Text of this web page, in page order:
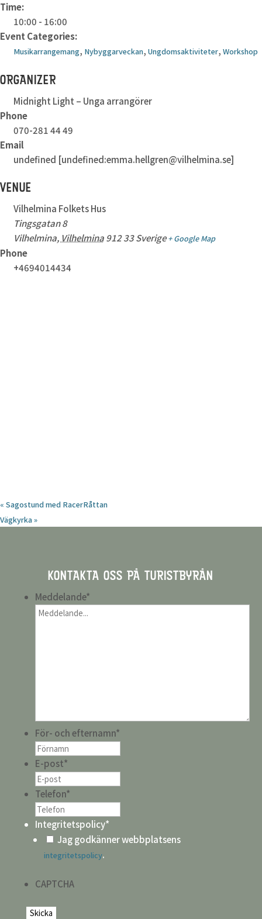
Time:
10:00 - 16:00
Event Categories:
Musikarrangemang, Nybyggarveckan, Ungdomsaktiviteter, Workshop
ORGANIZER
Midnight Light – Unga arrangörer
Phone
070-281 44 49
Email
undefined [undefined:emma.hellgren@vilhelmina.se]
VENUE
Vilhelmina Folkets Hus
Tingsgatan 8
Vilhelmina, Vilhelmina 912 33 Sverige + Google Map
Phone
+4694014434
« Sagostund med RacerRåttan
Vägkyrka»
KONTAKTA OSS PÅ TURISTBYRÅN
Meddelande*
För- och efternamn*
E-post*
Telefon*
Integritetspolicy*
Jag godkänner webbplatsens
integritetspolicy.
CAPTCHA